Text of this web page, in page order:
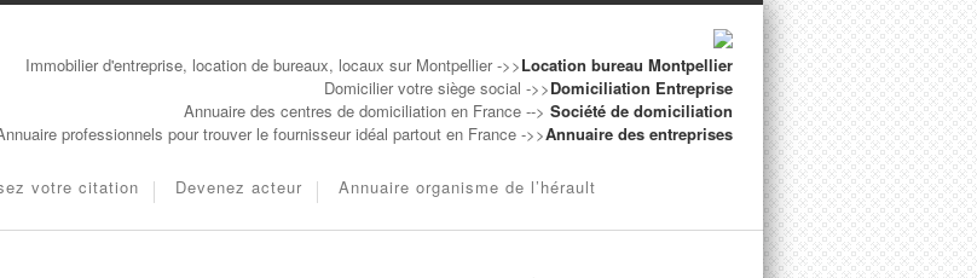
Immobilier d'entreprise, location de bureaux, locaux sur Montpellier ->>Location bureau Montpellier
Domicilier votre siège social ->>Domiciliation Entreprise
Annuaire des centres de domiciliation en France --> Société de domiciliation
professionnels pour trouver le fournisseur idéal partout en France ->>Annuaire des entreprises
votre citation Devenez acteur Annuaire organisme de l’hérault